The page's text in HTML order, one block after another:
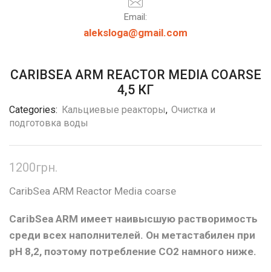
Email:
aleksloga@gmail.com
CARIBSEA ARM REACTOR MEDIA COARSE
4,5 КГ
Categories: Кальциевые реакторы, Очистка и
подготовка воды
1200грн.
CaribSea ARM Reactor Media coarse
CaribSea ARM имеет наивысшую растворимость
среди всех наполнителей. Он метастабилен при
рН 8,2, поэтому потребление СО2 намного ниже.